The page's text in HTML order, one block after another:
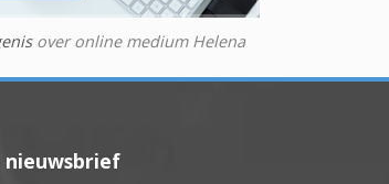
over online medium Helena
nieuwsbrief